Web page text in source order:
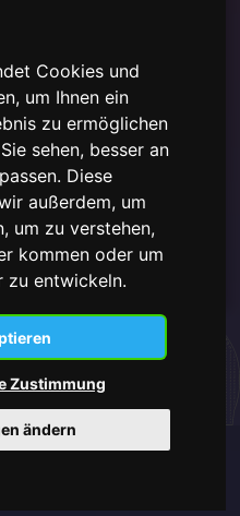
Cookies und
um Ihnen ein
zu ermöglichen
sehen, besser an
Diese
außerdem, um
um zu verstehen,
kommen oder um
zu entwickeln.
Zustimmung
ändern
hier gelesen und
Verwendung der
Daten zu.
© 2026 IFOTES